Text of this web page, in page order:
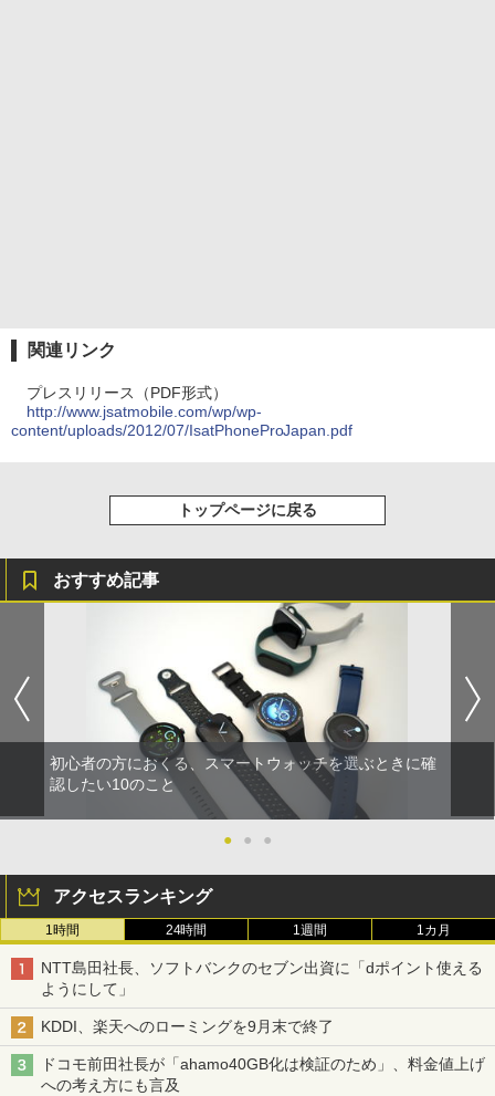
関連リンク
プレスリリース（PDF形式）
http://www.jsatmobile.com/wp/wp-
content/uploads/2012/07/IsatPhoneProJapan.pdf
トップページに戻る
おすすめ記事
初心者の方におくる、スマートウォッチを選ぶときに確
認したい10のこと
● ● ●
アクセスランキング
1時間 24時間 1週間 1カ月
NTT島田社長、ソフトバンクのセブン出資に「dポイント使える
ようにして」
KDDI、楽天へのローミングを9月末で終了
ドコモ前田社長が「ahamo40GB化は検証のため」、料金値上げ
への考え方にも言及